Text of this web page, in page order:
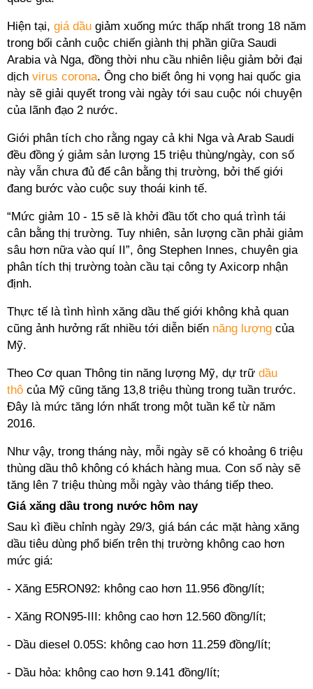
Hiện tại, giá dầu giảm xuống mức thấp nhất trong 18 năm
trong bối cảnh cuộc chiến giành thị phần giữa Saudi
Arabia và Nga, đồng thời nhu cầu nhiên liệu giảm bởi đại
dịch virus corona. Ông cho biết ông hi vọng hai quốc gia
này sẽ giải quyết trong vài ngày tới sau cuộc nói chuyện
của lãnh đạo 2 nước.
Giới phân tích cho rằng ngay cả khi Nga và Arab Saudi
đều đồng ý giảm sản lượng 15 triệu thùng/ngày, con số
này vẫn chưa đủ để cân bằng thị trường, bởi thế giới
đang bước vào cuộc suy thoái kinh tế.
“Mức giảm 10 - 15 sẽ là khởi đầu tốt cho quá trình tái
cân bằng thị trường. Tuy nhiên, sản lượng cần phải giảm
sâu hơn nữa vào quí II”, ông Stephen Innes, chuyên gia
phân tích thị trường toàn cầu tại công ty Axicorp nhận
định.
Thực tế là tình hình xăng dầu thế giới không khả quan
cũng ảnh hưởng rất nhiều tới diễn biến năng lượng của
Mỹ.
Theo Cơ quan Thông tin năng lượng Mỹ, dự trữ dầu
thô của Mỹ cũng tăng 13,8 triệu thùng trong tuần trước.
Đây là mức tăng lớn nhất trong một tuần kể từ năm
2016.
Như vậy, trong tháng này, mỗi ngày sẽ có khoảng 6 triệu
thùng dầu thô không có khách hàng mua. Con số này sẽ
tăng lên 7 triệu thùng mỗi ngày vào tháng tiếp theo.
Giá xăng dầu trong nước hôm nay
Sau kì điều chỉnh ngày 29/3, giá bán các mặt hàng xăng
dầu tiêu dùng phổ biến trên thị trường không cao hơn
mức giá:
- Xăng E5RON92: không cao hơn 11.956 đồng/lít;
- Xăng RON95-III: không cao hơn 12.560 đồng/lít;
- Dầu diesel 0.05S: không cao hơn 11.259 đồng/lít;
- Dầu hỏa: không cao hơn 9.141 đồng/lít;